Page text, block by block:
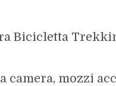
Bicicletta
camera, mozzi